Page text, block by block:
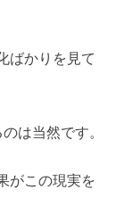
ばかりを見て
は当然です。
がこの現実を